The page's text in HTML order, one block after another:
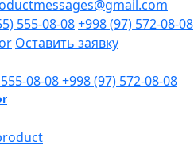
555-08-08+998 (97) 572-08-08
Оставить заявку
08-08+998 (97) 572-08-08